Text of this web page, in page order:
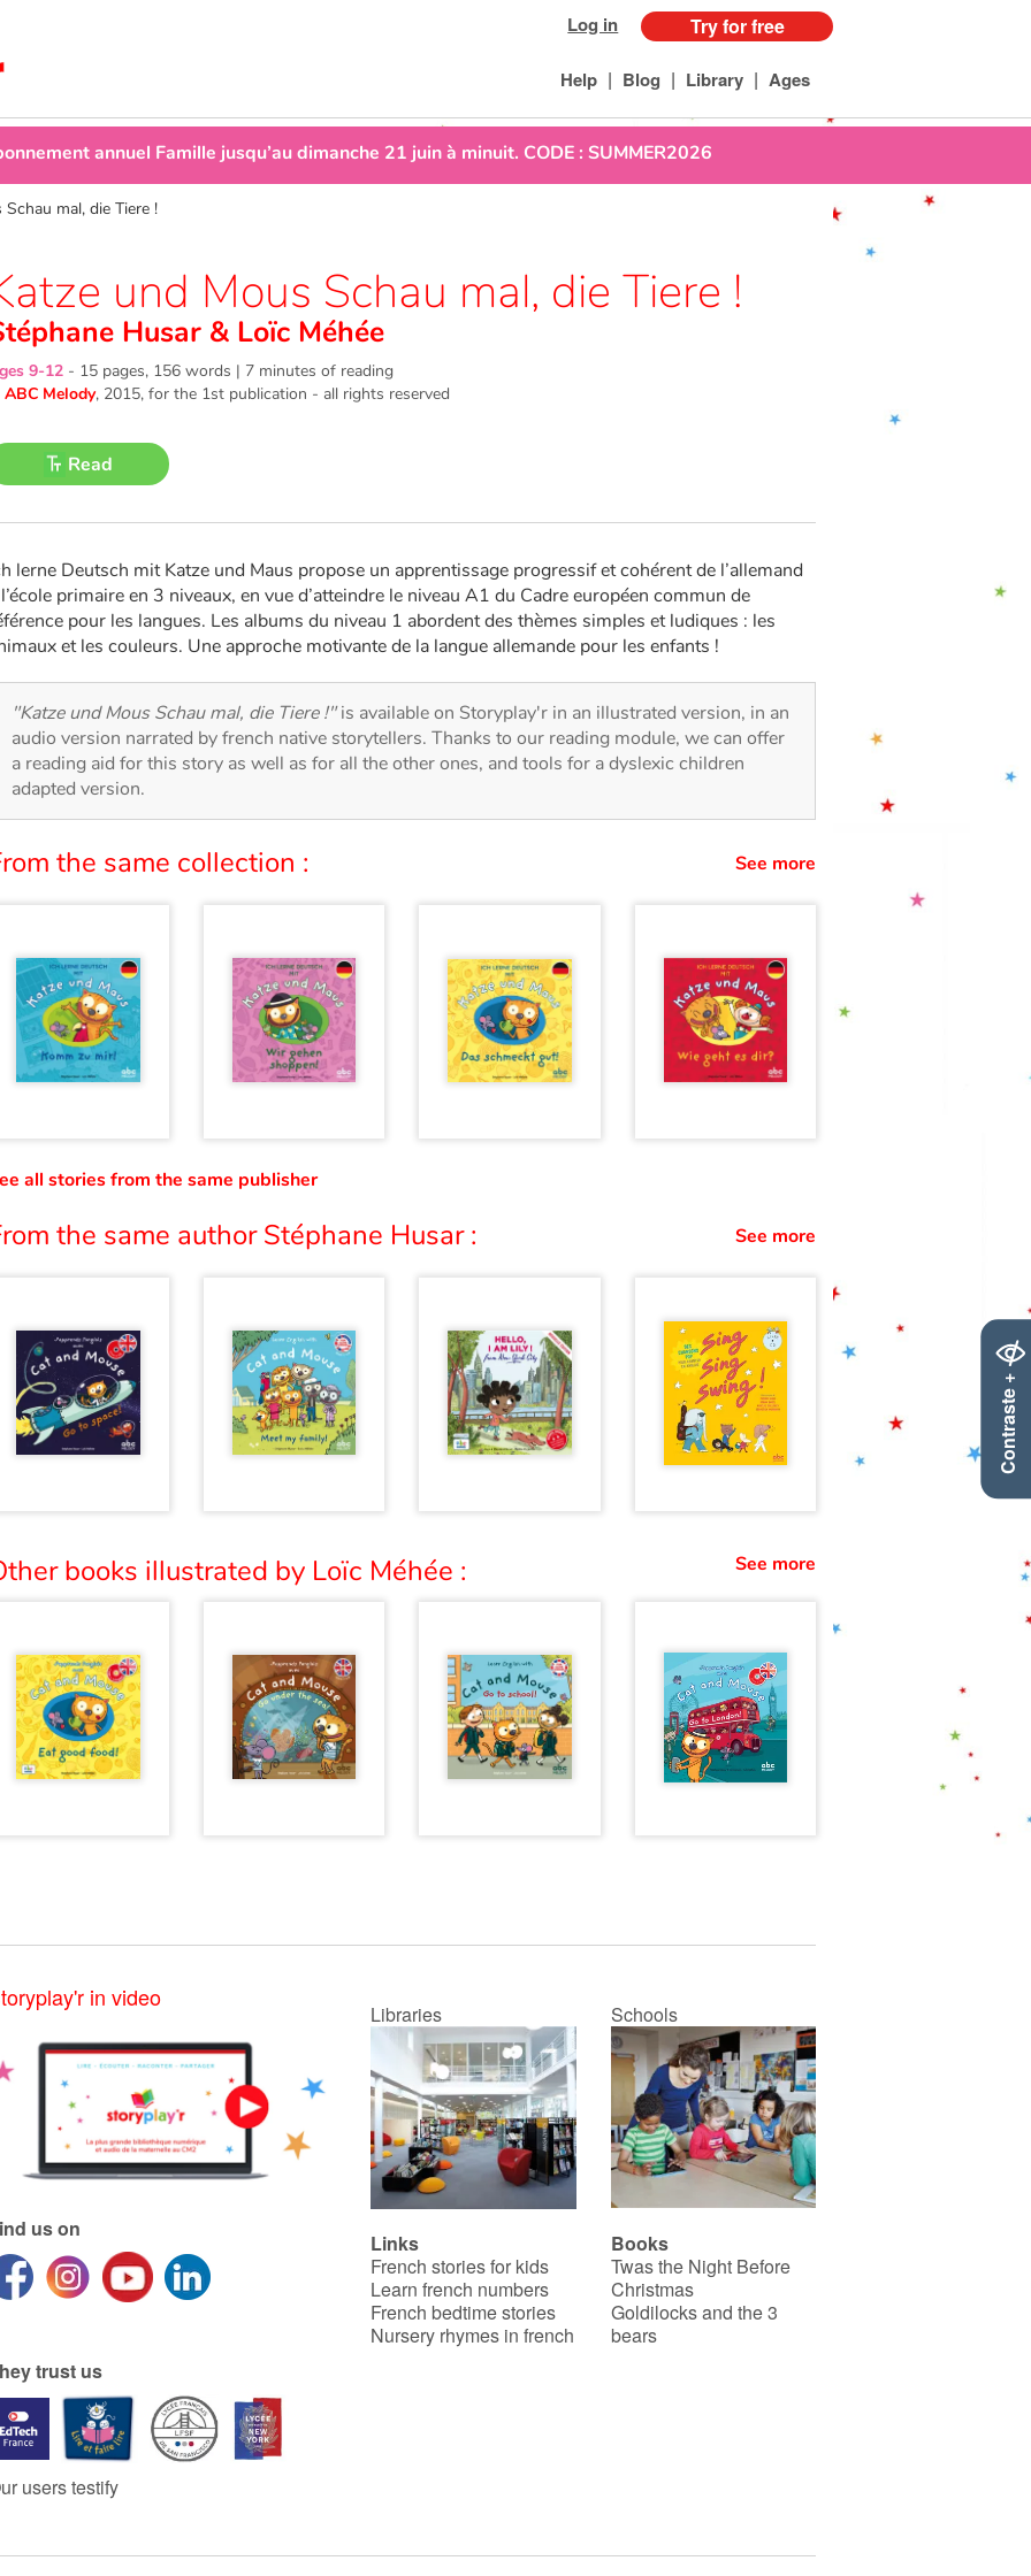
Contraste +
Log in Try for free
Help | Blog | Library | Ages
annuel Famille jusqu’au dimanche 21 juin à minuit. CODE : SUMMER2026
mal, die Tiere !
und Mous Schau mal, die Tiere !
Husar & Loïc Méhée
9-12 - 15 pages, 156 words | 7 minutes of reading
ABC Melody, 2015, for the 1st publication - all rights reserved
Read
lerne Deutsch mit Katze und Maus propose un apprentissage progressif et cohérent de l’allemand
primaire en 3 niveaux, en vue d’atteindre le niveau A1 du Cadre européen commun de
pour les langues. Les albums du niveau 1 abordent des thèmes simples et ludiques : les
et les couleurs. Une approche motivante de la langue allemande pour les enfants !
"Katze und Mous Schau mal, die Tiere !"is available on Storyplay'r in an illustrated version, in an
audio version narrated by french native storytellers. Thanks to our reading module, we can offer
a reading aid for this story as well as for all the other ones, and tools for a dyslexic children
adapted version.
the same collection : See more
all stories from the same publisher
the same author Stéphane Husar : See more
books illustrated by Loïc Méhée : See more
in video
us on
trust us
users testify
Libraries Schools
Links
French stories for kids
Learn french numbers
French bedtime stories
Nursery rhymes in french
Books
Twas the Night Before
Christmas
Goldilocks and the 3
bears